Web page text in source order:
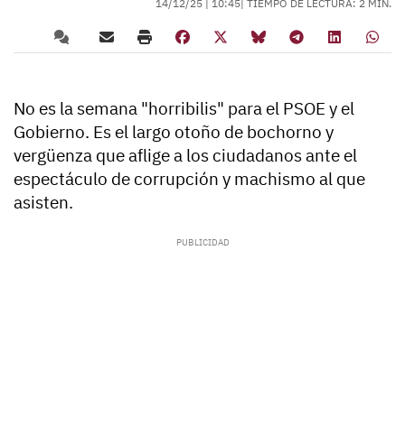
14/12/25 | 10:45| TIEMPO DE LECTURA: 2 MIN.
No es la semana "horribilis" para el PSOE y el
Gobierno. Es el largo otoño de bochorno y
vergüenza que aflige a los ciudadanos ante el
espectáculo de corrupción y machismo al que
asisten.